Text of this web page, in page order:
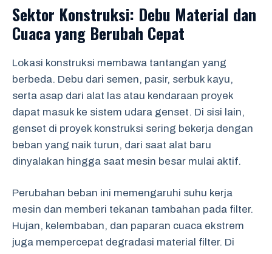
Sektor Konstruksi: Debu Material dan
Cuaca yang Berubah Cepat
Lokasi konstruksi membawa tantangan yang
berbeda. Debu dari semen, pasir, serbuk kayu,
serta asap dari alat las atau kendaraan proyek
dapat masuk ke sistem udara genset. Di sisi lain,
genset di proyek konstruksi sering bekerja dengan
beban yang naik turun, dari saat alat baru
dinyalakan hingga saat mesin besar mulai aktif.
Perubahan beban ini memengaruhi suhu kerja
mesin dan memberi tekanan tambahan pada filter.
Hujan, kelembaban, dan paparan cuaca ekstrem
juga mempercepat degradasi material filter. Di